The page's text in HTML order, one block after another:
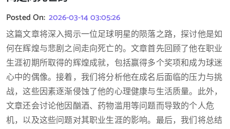
Posted On: 2026-03-14 03:05:26
这篇文章将深入揭示一位足球明星的陨落之路，探讨他是如
何在辉煌与悲剧之间走向死亡的。文章首先回顾了他在职业
生涯初期所取得的辉煌成就，包括赢得多个奖项和成为球迷
心中的偶像。接着，我们将分析他在成名后面临的压力与挑
战，这些因素逐渐侵蚀了他的心理健康与生活质量。此外，
文章还会讨论他因酗酒、药物滥用等问题而导致的个人危
机，以及这些问题对其职业生涯的影响。最后，我们将总结